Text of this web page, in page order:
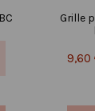
Grille
9,60